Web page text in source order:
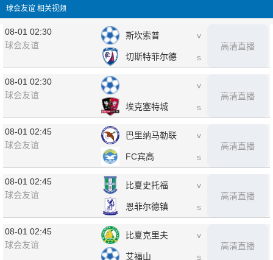
球会友谊 相关视频
08-01 02:30
球会友谊
斯坎索普
切斯特菲尔德
v
s
高清直播
08-01 02:30
球会友谊
埃克塞特城
v
s
高清直播
08-01 02:45
球会友谊
巴里纳马勒联
FC宾高
v
s
高清直播
08-01 02:45
球会友谊
比夏史托福
恩菲尔德镇
v
s
高清直播
08-01 02:45
球会友谊
比夏克里夫
艾福山
v
s
高清直播